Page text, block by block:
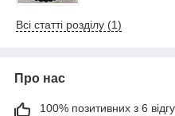
Всі статті розділу (1)
Про нас
100% позитивних з 6